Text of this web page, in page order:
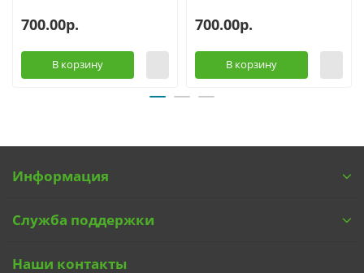
700.00р.
В корзину
700.00р.
В корзину
Информация
Служба поддержки
Наши контакты